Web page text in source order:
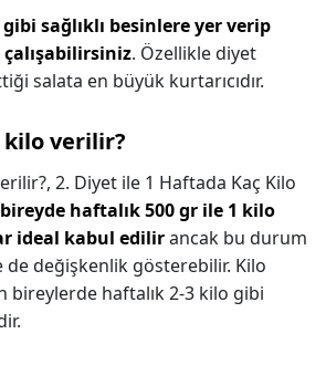
sağlıklı besinlere yer verip
. Özellikle diyet
salata en büyük kurtarıcıdır.
verilir?
2. Diyet ile 1 Haftada Kaç Kilo
bireyde haftalık 500 gr ile 1 kilo
ideal kabul edilirancak bu durum
de değişkenlik gösterebilir. Kilo
bireylerde haftalık 2-3 kilo gibi